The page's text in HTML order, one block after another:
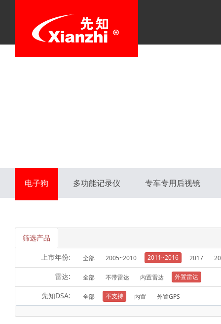
电子狗 多功能记录仪 专车专用后视镜
筛选产品
上市年份: 全部 2005~2010 2011~2016 2017
雷达: 全部 不带雷达 内置雷达 外置雷达
先知DSA: 全部 不支持 内置 外置GPS